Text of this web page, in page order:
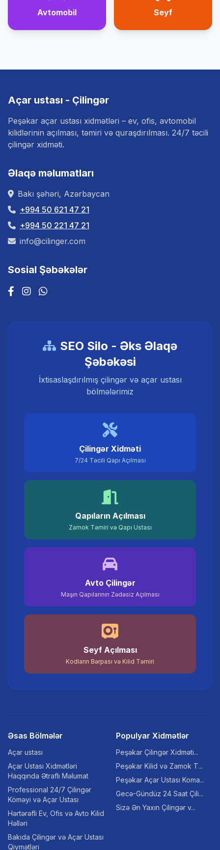
Avtomobil Seyf
Açar ustası - Çilingər
Peşəkar açar ustası xidmətləri – ev, ofis, avtomobil
kilidlərinin açılması, təmiri və quraşdırılması. 24/7 təcili
çilingər xidməti.
Əlaqə məlumatları
Bakı şəhəri, Azərbaycan
+994 50 621 47 21
+994 50 221 47 21
info@cilinger.com
Sosial Şəbəkələr
SEO Silo - Əks Əlaqə
Şəbəkəsi
İxtisaslaşdırılmış çilingər və açar ustası
bölmələrimiz
Çilingər Xidməti
7/24 Təcili Qapı Açılması
Qapıların Açılması
Zamok Təmiri və Qapı Ustası
Avto Çilingər
Maşın Qapılarının Zədəsiz Açılması
Seyf Açılması
Kodların Bərpası və Kilid Təmiri
Əsas Bölmələr
Açar ustası
Açar Ustası Xidmətləri
Haqqında Ətraflı Məlumat
Professional 24/7 Çilingər
Köməyi və Açar Ustası
Hərtərəfli Ev, Ofis və Avto Kilid
Həlləri
Bakıda Çilingər və Açar Ustası
Qiymətləri
Populyar Xidmətlər
Peşəkar Çilingər Xidməti...
Peşəkar Kilid və Zamok T...
Peşəkar Açar Ustası Koma...
Gecə-Gündüz 24 Saat Çili...
Sizə Ən Yaxın Çilingər v...